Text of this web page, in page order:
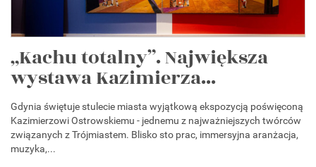
„Kachu totalny”. Największa
wystawa Kazimierza...
Gdynia świętuje stulecie miasta wyjątkową ekspozycją poświęconą
Kazimierzowi Ostrowskiemu - jednemu z najważniejszych twórców
związanych z Trójmiastem. Blisko sto prac, immersyjna aranżacja,
muzyka,...